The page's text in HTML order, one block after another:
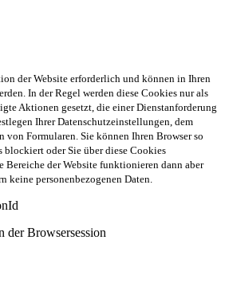
der Website erforderlich und können in Ihren
In der Regel werden diese Cookies nur als
Aktionen gesetzt, die einer Dienstanforderung
Ihrer Datenschutzeinstellungen, dem
von Formularen. Sie können Ihren Browser so
blockiert oder Sie über diese Cookies
der Website funktionieren dann aber
keine personenbezogenen Daten.
der Browsersession